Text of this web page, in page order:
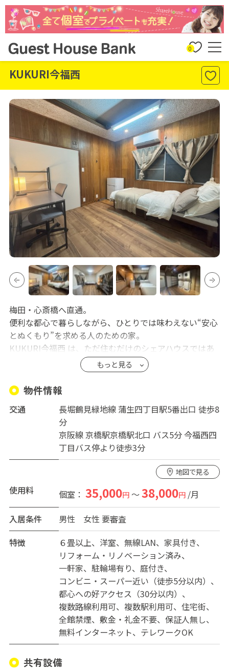
0
KUKURI今福西
梅田・心斎橋へ直通。
便利な都心で暮らしながら、ひとりでは味わえない“安心
とぬくもり”を求める人のための家。
KUKURI今福西 は、ただ住むだけのシェアハウスではあ
一人暮らしの気楽さと、必要な時だけ触れられるほどよ
い距離感。
その両方を大切にした、少人数制の落ち着いた住まいで
す。
全室鍵付きの個室・高速Wi-Fi・家具家電付き。
仕事や生活のリズムは自分のペースのまま。
静かで清潔な和モダン空間が、心を整えてくれます。
この家には「話したい時に、そっと灯りがある」安心が
帰宅後、季節の行事や小さな日本の習わしが暮らしに寄
自然と気持ちがほどけていく。
いきなり深い交流は必要ありません。
無理に関わらなくても大丈夫。
寂しさは避けたいけれど、干渉はされたくない。
そんな“ちょうどいいつながり”を求める方に向いていま
短期ではなく、落ち着いて暮らしたい方を歓迎します。
外国籍の方もご入居いただけます。
どんな雰囲気なのか、どんな暮らしができるのか、
気軽にお尋ねください。
あなたにとって心地よい住まいがここにあるかもしれま
せん。
もっと見る
物件情報
交通
長堀鶴見緑地線 蒲生四丁目駅5番出口 徒歩8
分
京阪線 京橋駅京橋駅北口 バス5分 今福西四
丁目バス停より徒歩3分
地図で見る
使用料 個室： 35,000円～38,000円/月
入居条件
男性 女性 要審査
特徴
６畳以上 洋室 無線LAN
家具付き
リフォーム・リノベーション済み
一軒家
駐輪場有り
庭付き
コンビニ・スーパー近い（徒歩5分以内）
都心への好アクセス（30分以内）
複数路線利用可
複数駅利用可
住宅街
全館禁煙
敷金・礼金不要
保証人無し
無料インターネット
テレワークOK
共有設備